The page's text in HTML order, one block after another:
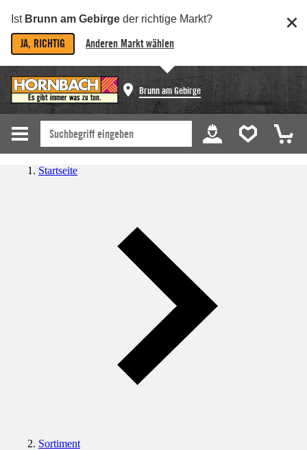
Ist Brunn am Gebirge der richtige Markt?
JA, RICHTIG Anderen Markt wählen
Brunn am Gebirge
Startseite
Sortiment